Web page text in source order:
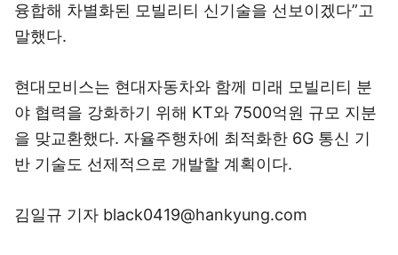
융합해 차별화된 모빌리티 신기술을 선보이겠다”고
말했다.
현대모비스는 현대자동차와 함께 미래 모빌리티 분
야 협력을 강화하기 위해 KT와 7500억원 규모 지분
을 맞교환했다. 자율주행차에 최적화한 6G 통신 기
반 기술도 선제적으로 개발할 계획이다.
김일규 기자 black0419@hankyung.com